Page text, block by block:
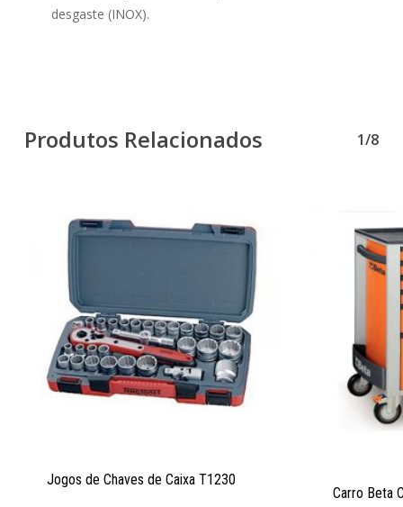
desgaste (INOX).
Produtos Relacionados 1/8
Jogos de Chaves de Caixa T1230
Carro Beta